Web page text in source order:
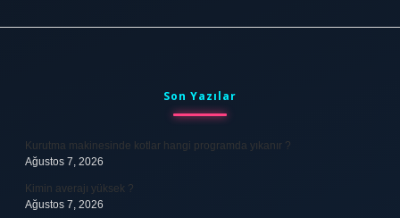
Son Yazılar
Kurutma makinesinde kotlar hangi programda yıkanır ?
Ağustos 7, 2026
Kimin averajı yüksek ?
Ağustos 7, 2026